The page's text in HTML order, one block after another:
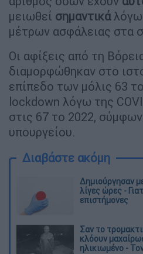
μειωθεί σημαντικάλόγω
μέτρων ασφάλειας στα
Οι αφίξεις από τη
διαμορφώθηκαν στο
επίπεδο των μόλις 63
lockdown λόγω της
στις 67 το 2022,
υπουργείου.
Διαβάστε ακόμη
Δημιούργησαν
λίγες ώρες -
επιστήμονες
Σαν το
κλόουν
ηλικιωμένο -